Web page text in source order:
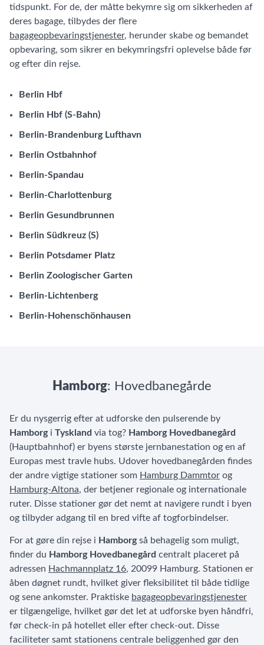
tidspunkt. For de, der måtte bekymre sig om sikkerheden af
deres bagage, tilbydes der flere
bagageopbevaringstjenester, herunder skabe og bemandet
opbevaring, som sikrer en bekymringsfri oplevelse både før
og efter din rejse.
Berlin Hbf
Berlin Hbf (S-Bahn)
Berlin-Brandenburg Lufthavn
Berlin Ostbahnhof
Berlin-Spandau
Berlin-Charlottenburg
Berlin Gesundbrunnen
Berlin Südkreuz (S)
Berlin Potsdamer Platz
Berlin Zoologischer Garten
Berlin-Lichtenberg
Berlin-Hohenschönhausen
Hamborg: Hovedbanegårde
Er du nysgerrig efter at udforske den pulserende by
Hamborgi Tyskland via tog? Hamborg Hovedbanegård
(Hauptbahnhof) er byens største jernbanestation og en af
Europas mest travle hubs. Udover hovedbanegården findes
der andre vigtige stationer som Hamburg Dammtor og
Hamburg-Altona, der betjener regionale og internationale
ruter. Disse stationer gør det nemt at navigere rundt i byen
og tilbyder adgang til en bred vifte af togforbindelser.
For at gøre din rejse i Hamborgså behagelig som muligt,
finder du Hamborg Hovedbanegård centralt placeret på
adressen Hachmannplatz 16, 20099 Hamburg. Stationen er
åben døgnet rundt, hvilket giver fleksibilitet til både tidlige
og sene ankomster. Praktiske bagageopbevaringstjenester
er tilgængelige, hvilket gør det let at udforske byen håndfri,
før check-in på hotellet eller efter check-out. Disse
faciliteter samt stationens centrale beliggenhed gør den